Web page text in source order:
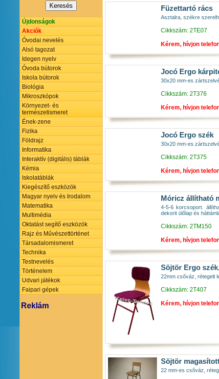
Újdonságok
Akciók
Óvodai nevelés
Alsó tagozat
Idegen nyelv
Óvoda bútorok
Iskola bútorok
Biológia
Mikroszkópok
Környezet- és
természetismeret
Ének-zene
Fizika
Földrajz
Informatika
Interaktív (digitális) táblák
Kémia
Iskolatáblák
Kiegészítő eszközök
Magyar nyelv és Irodalom
Matematika
Multimédia
Oktatást segítő eszközök
Rajz és Művészettörténet
Társadalomismeret
Technika
Testnevelés
Történelem
Udvari játékok
Faipari gépek
Reklám
Füzettartó rács
Asztalra, székre
Cikkszám: 2TE07
Kérem, hívjon
Jocó Ergo
30x20 mm-es
Cikkszám: 2T376
Kérem, hívjon
Jocó Ergo szék
30x20 mm-es
Cikkszám: 2T375
Kérem, hívjon
Móricz állítható
4-5-6 korcsoport.
dekorit ülőlap és
Cikkszám: 2TM150
Kérem, hívjon
Söjtör Ergo
22mm csőváz, rétegelt
Cikkszám: 2T407
Kérem, hívjon
Söjtör
22 mm-es csőváz,